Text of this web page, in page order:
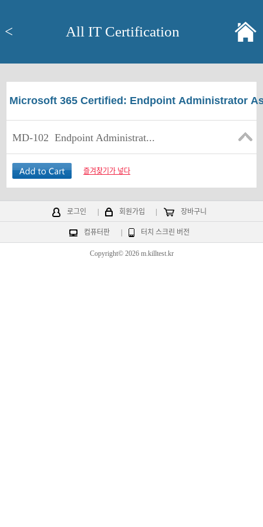
< All IT Certification
Microsoft 365 Certified: Endpoint Administrator
MD-102 Endpoint Administrat...
즐겨찾기가 넣다
로그인 회원가입 장바구니
컴퓨터판 터치 스크린 버전
Copyright© 2026 m.killtest.kr